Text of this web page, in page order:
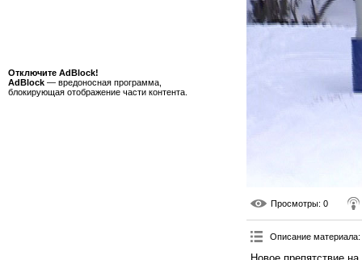
Отключите AdBlock!
AdBlock — вредоносная программа,
блокирующая отображение части контента.
Просмотры: 0
Описание материала: